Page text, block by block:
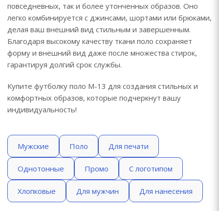
повседневных, так и более утонченных образов. Оно
легко комбинируется с джинсами, шортами или брюками,
делая ваш внешний вид стильным и завершенным.
Благодаря высокому качеству ткани поло сохраняет
форму и внешний вид даже после множества стирок,
гарантируя долгий срок службы.
Купите футболку поло М-13 для создания стильных и
комфортных образов, которые подчеркнут вашу
индивидуальность!
Мужские Поло Для печати
Однотонные Промо С логотипом
Хлопковые Для мужчин Для нанесения